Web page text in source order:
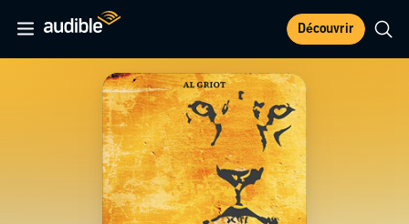
Découvrir